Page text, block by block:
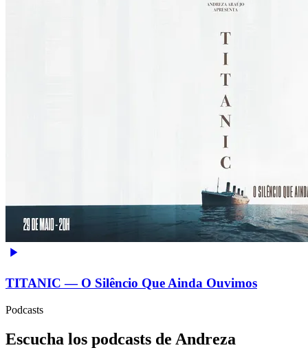
TITANIC — O Silêncio Que Ainda Ouvimos
Podcasts
Escucha los podcasts de Andreza